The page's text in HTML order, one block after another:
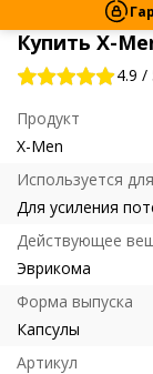
Купить X-
4.9 /
Продукт
X-Men
Используется для
Для усиления
Действующее
Эврикома
Форма выпуска
Капсулы
Артикул